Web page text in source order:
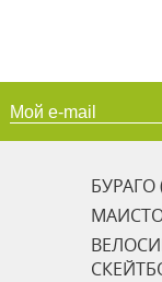
БУРАГО
МАИСТО